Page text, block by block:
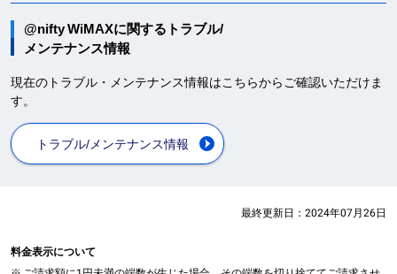
@nifty WiMAXに関するトラブル/
メンテナンス情報
現在のトラブル・メンテナンス情報はこちらからご確認いただけま
す。
トラブル/メンテナンス情報
最終更新日： 2024年07月26日
料金表示について